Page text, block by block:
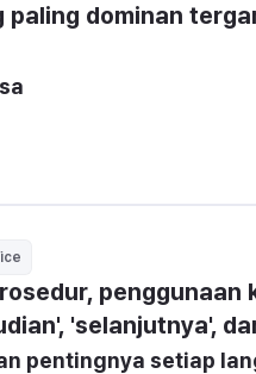
dominan
'selanjutnya',
pentingnya setiap